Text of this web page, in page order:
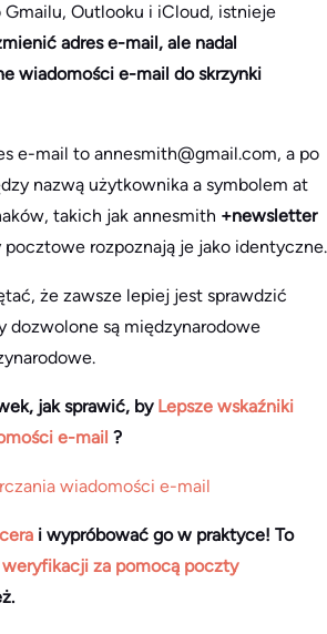
Gmailu, Outlooku i iCloud, istnieje
adres e-mail, ale nadal
wiadomości e-mail do skrzynki
e-mail to annesmith@gmail.com, a po
nazwą użytkownika a symbolem at
takich jak annesmith +newsletter
rozpoznają je jako identyczne.
że zawsze lepiej jest sprawdzić
dozwolone są międzynarodowe
jak sprawić, by Lepsze wskaźniki
e-mail ?
i wypróbować go w praktyce! To
weryfikacji za pomocą poczty